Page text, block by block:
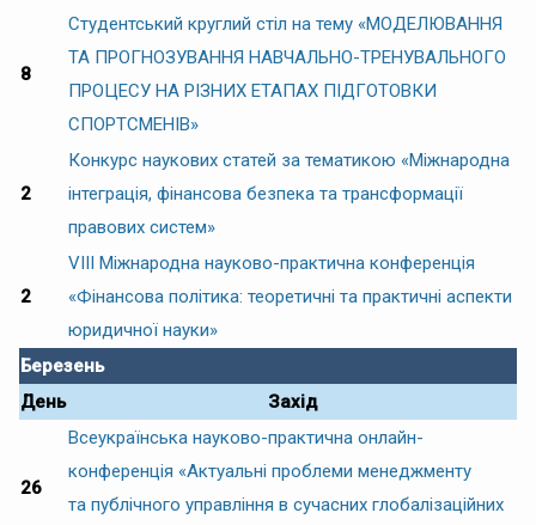
8
Студентський круглий стіл на тему «МОДЕЛЮВАННЯ
ТА ПРОГНОЗУВАННЯ НАВЧАЛЬНО-ТРЕНУВАЛЬНОГО
ПРОЦЕСУ НА РІЗНИХ ЕТАПАХ ПІДГОТОВКИ
СПОРТСМЕНІВ»
2
Конкурс наукових статей за тематикою «Міжнародна
інтеграція, фінансова безпека та трансформації
правових систем»
2
VIІІ Міжнародна науково-практична конференція
«Фінансова політика: теоретичні та практичні аспекти
юридичної науки»
Березень
День
Захід
26
Всеукраїнська науково-практична онлайн-
конференція «Актуальні проблеми менеджменту
та публічного управління в сучасних глобалізаційних